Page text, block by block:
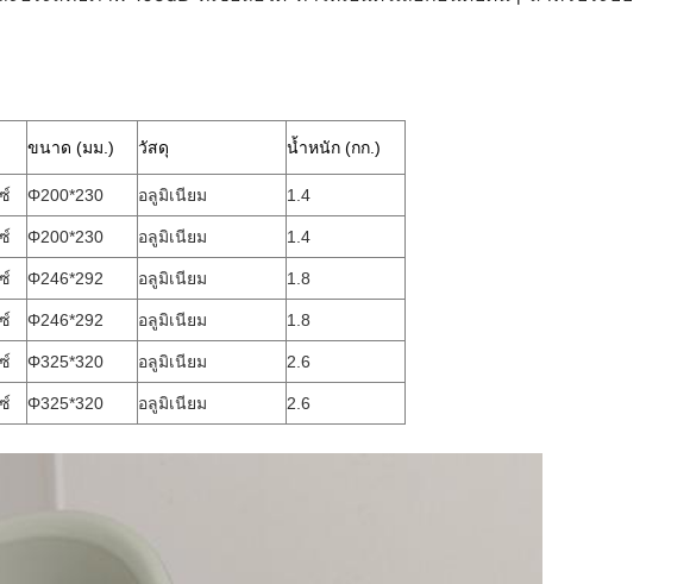
ขนาด (มม.) วัสดุ น้ำหนัก (กก.)
Φ200*230 อลูมิเนียม 1.4
Φ200*230 อลูมิเนียม 1.4
Φ246*292 อลูมิเนียม 1.8
Φ246*292 อลูมิเนียม 1.8
Φ325*320 อลูมิเนียม 2.6
Φ325*320 อลูมิเนียม 2.6